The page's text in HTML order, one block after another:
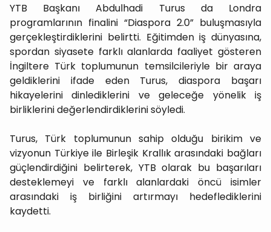
YTB Başkanı Abdulhadi Turus da Londra
programlarının finalini “Diaspora 2.0” buluşmasıyla
gerçekleştirdiklerini belirtti. Eğitimden iş dünyasına,
spordan siyasete farklı alanlarda faaliyet gösteren
İngiltere Türk toplumunun temsilcileriyle bir araya
geldiklerini ifade eden Turus, diaspora başarı
hikayelerini dinlediklerini ve geleceğe yönelik iş
birliklerini değerlendirdiklerini söyledi.
Turus, Türk toplumunun sahip olduğu birikim ve
vizyonun Türkiye ile Birleşik Krallık arasındaki bağları
güçlendirdiğini belirterek, YTB olarak bu başarıları
desteklemeyi ve farklı alanlardaki öncü isimler
arasındaki iş birliğini artırmayı hedeflediklerini
kaydetti.